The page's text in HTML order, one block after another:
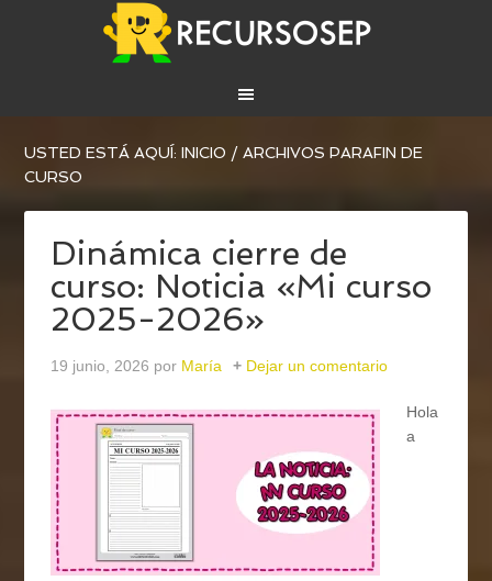
USTED ESTÁ AQUÍ:INICIO / ARCHIVOS PARAFIN DE
CURSO
Dinámica cierre de
curso: Noticia «Mi curso
2025-2026»
19 junio, 2026 por María Dejar un comentario
Hola
a